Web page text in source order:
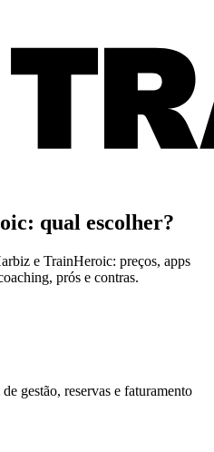
qual escolher?
e TrainHeroic: preços, apps
prós e contras.
gestão, reservas e faturamento